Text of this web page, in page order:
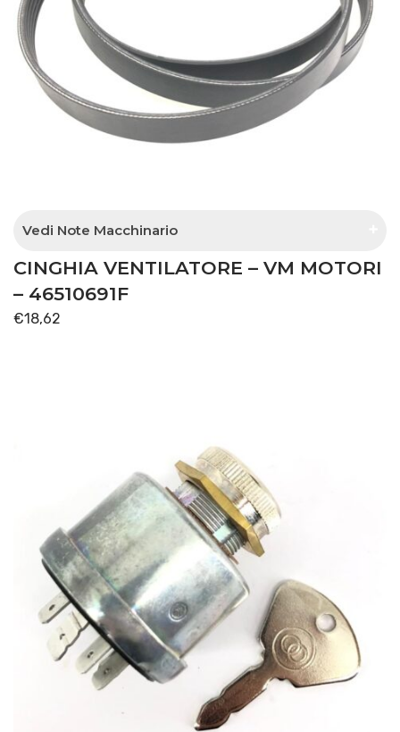
Vedi Note Macchinario
modelli senza aria condizionata
CINGHIA VENTILATORE – VM MOTORI
– 46510691F
€18,62